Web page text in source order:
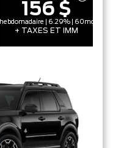
156 $
hebdomadaire | 6.29% | 60mo
+ TAXES ET IMM